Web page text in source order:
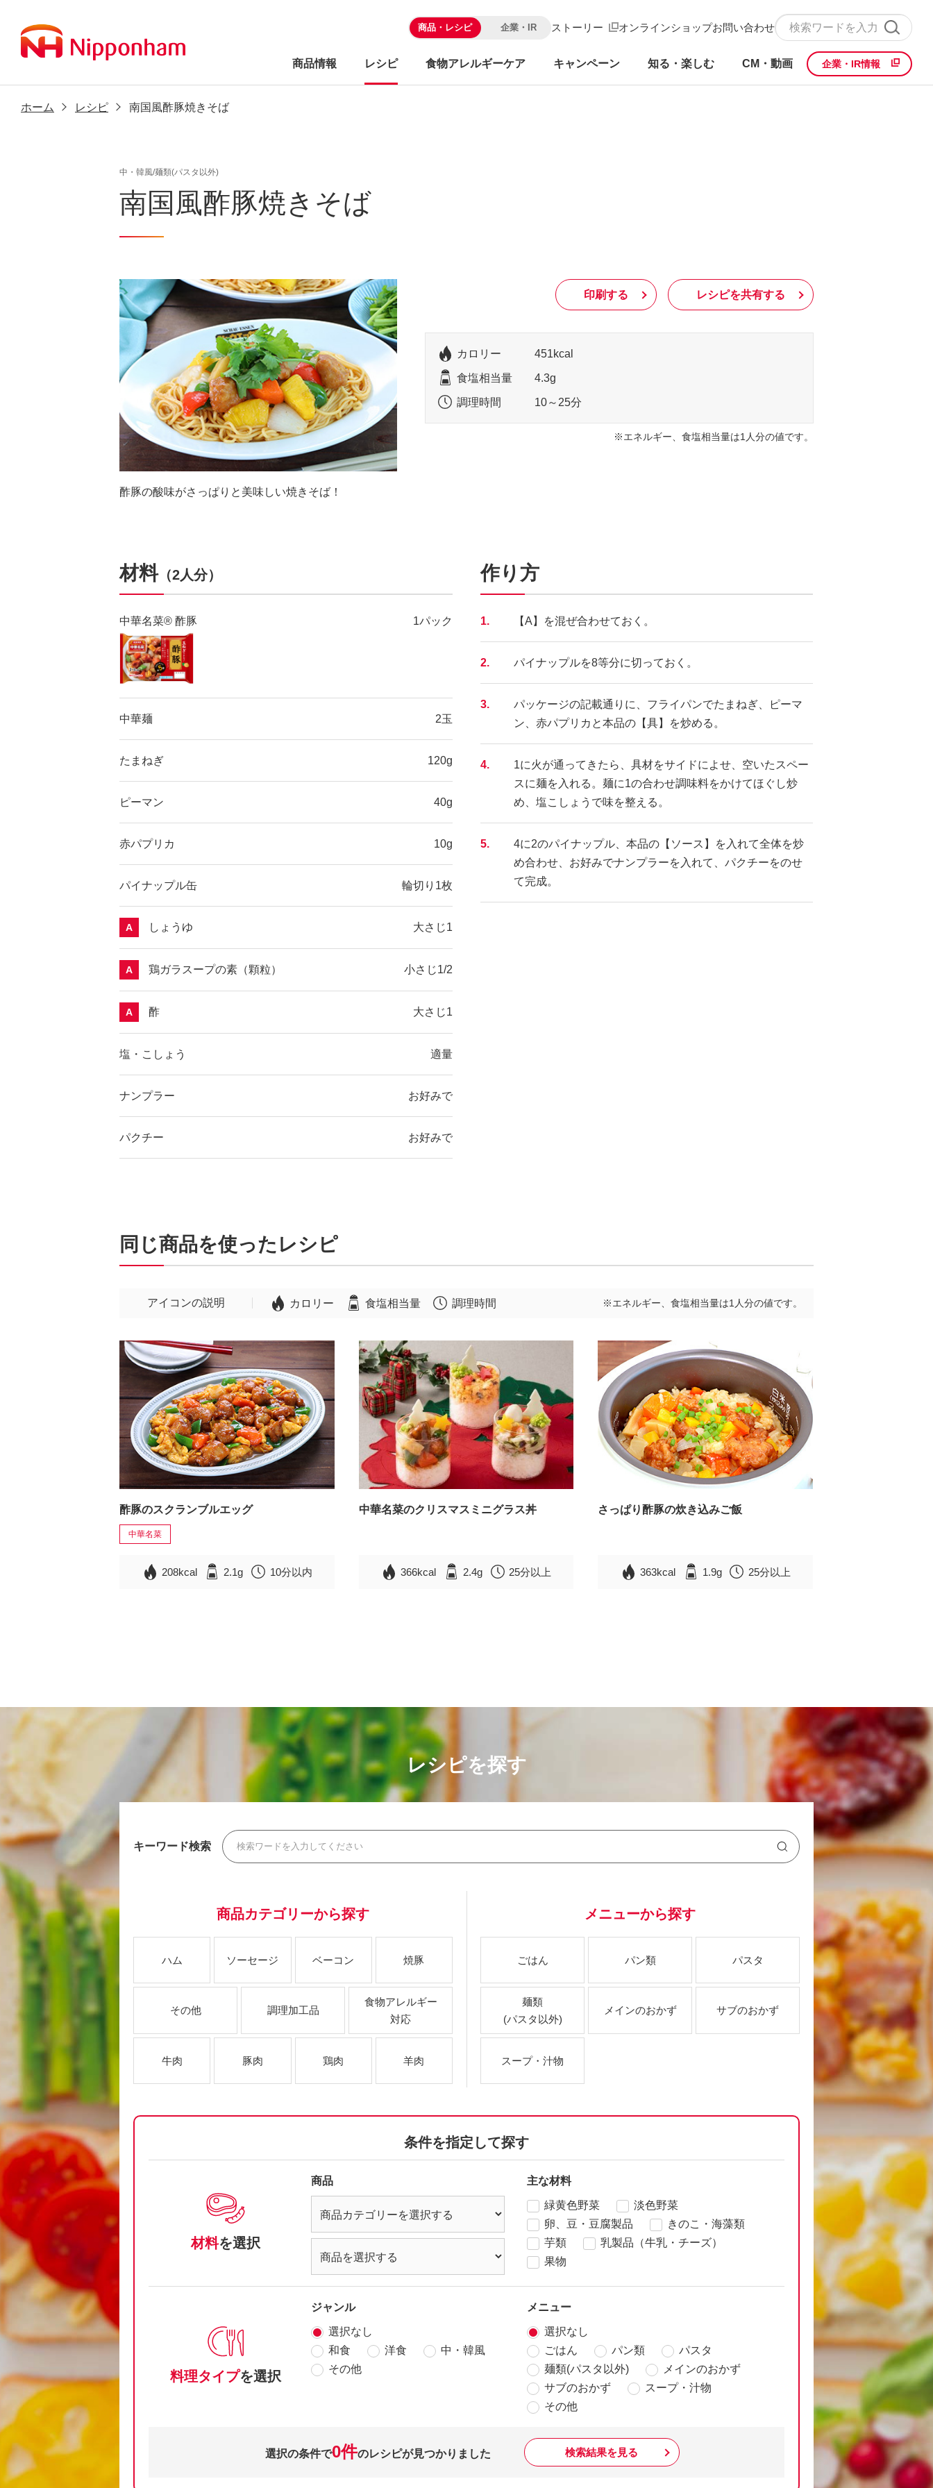
商品・レシピ 企業・IR ストーリー オンラインショップお問い合わせ
商品情報 レシピ 食物アレルギーケア キャンペーン 知る・楽しむ CM・動画 企業・IR情報
ホーム レシピ 南国風酢豚焼きそば
中・韓風/麺類(パスタ以外)
南国風酢豚焼きそば
酢豚の酸味がさっぱりと美味しい焼きそば！
印刷する レシピを共有する
カロリー 451kcal
食塩相当量 4.3g
調理時間 10～25分
エネルギー、食塩相当量は1人分の値です。
材料（2人分）
中華名菜® 酢豚 1パック
中華麺 2玉
たまねぎ 120g
ピーマン 40g
赤パプリカ 10g
パイナップル缶 輪切り1枚
A しょうゆ 大さじ1
A 鶏ガラスープの素（顆粒） 小さじ1/2
A 酢 大さじ1
塩・こしょう 適量
ナンプラー お好みで
パクチー お好みで
作り方
1. 【A】を混ぜ合わせておく。
2. パイナップルを8等分に切っておく。
3.
パッケージの記載通りに、フライパンでたまねぎ、ピーマ
ン、赤パプリカと本品の【具】を炒める。
4.
1に火が通ってきたら、具材をサイドによせ、空いたスペー
スに麺を入れる。麺に1の合わせ調味料をかけてほぐし炒
め、塩こしょうで味を整える。
5.
4に2のパイナップル、本品の【ソース】を入れて全体を炒
め合わせ、お好みでナンプラーを入れて、パクチーをのせ
て完成。
同じ商品を使ったレシピ
アイコンの説明 カロリー 食塩相当量 調理時間 ※エネルギー、食塩相当量は1人分の値です。
酢豚のスクランブルエッグ
中華名菜
208kcal 2.1g 10分以内
中華名菜のクリスマスミニグラス丼
366kcal 2.4g 25分以上
さっぱり酢豚の炊き込みご飯
363kcal 1.9g 25分以上
レシピを探す
キーワード検索
商品カテゴリーから探す
ハム ソーセージ ベーコン 焼豚
その他 調理加工品
食物アレルギー
対応
牛肉 豚肉 鶏肉 羊肉
メニューから探す
ごはん パン類 パスタ
麺類
(パスタ以外)
メインのおかず サブのおかず
スープ・汁物
条件を指定して探す
材料を選択
商品 主な材料
緑黄色野菜
淡色野菜
卵、豆・豆腐製品
きのこ・海藻類
芋類
乳製品（牛乳・チーズ）
果物
料理タイプを選択
ジャンル
選択なし
和食
洋食
中・韓風
その他
メニュー
選択なし
ごはん
パン類
パスタ
麺類(パスタ以外)
メインのおかず
サブのおかず
スープ・汁物
その他
選択の条件で0件のレシピが見つかりました 検索結果を見る